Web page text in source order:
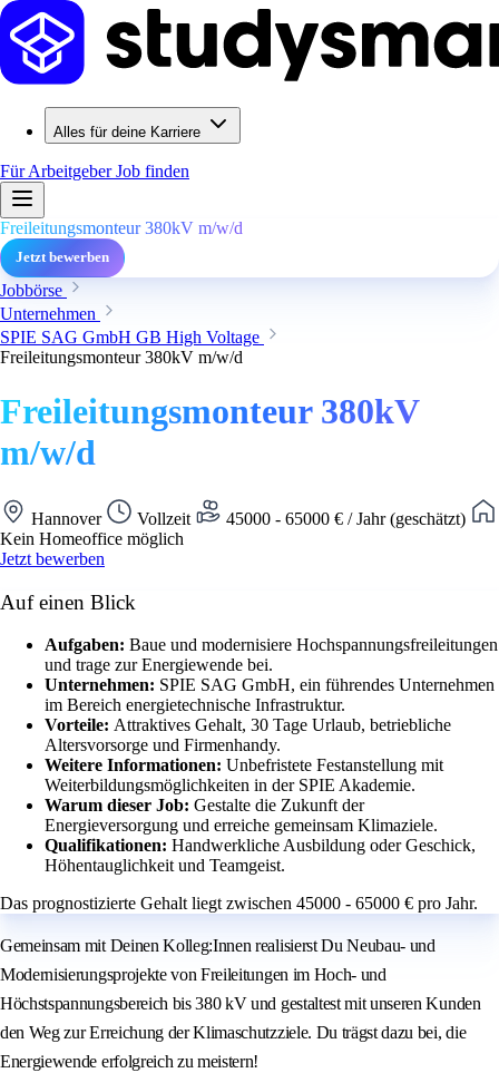
Alles für deine Karriere
Für ArbeitgeberJob finden
Freileitungsmonteur 380kV m/w/d
Jetzt bewerben
Jobbörse
Unternehmen
SPIE SAG GmbH GB High Voltage
Freileitungsmonteur 380kV m/w/d
Freileitungsmonteur 380kV
m/w/d
Hannover Vollzeit
45000 - 65000 € / Jahr (geschätzt)
Kein Homeoffice möglich
Jetzt bewerben
Auf einen Blick
Aufgaben: Baue und modernisiere Hochspannungsfreileitungen
und trage zur Energiewende bei.
Unternehmen: SPIE SAG GmbH, ein führendes Unternehmen
im Bereich energietechnische Infrastruktur.
Vorteile: Attraktives Gehalt, 30 Tage Urlaub, betriebliche
Altersvorsorge und Firmenhandy.
Weitere Informationen: Unbefristete Festanstellung mit
Weiterbildungsmöglichkeiten in der SPIE Akademie.
Warum dieser Job: Gestalte die Zukunft der
Energieversorgung und erreiche gemeinsam Klimaziele.
Qualifikationen: Handwerkliche Ausbildung oder Geschick,
Höhentauglichkeit und Teamgeist.
Das prognostizierte Gehalt liegt zwischen 45000 - 65000 € pro Jahr.
Gemeinsam mit Deinen Kolleg:Innen realisierst Du Neubau- und
Modernisierungsprojekte von Freileitungen im Hoch- und
Höchstspannungsbereich bis 380 kV und gestaltest mit unseren Kunden
den Weg zur Erreichung der Klimaschutzziele. Du trägst dazu bei, die
Energiewende erfolgreich zu meistern!